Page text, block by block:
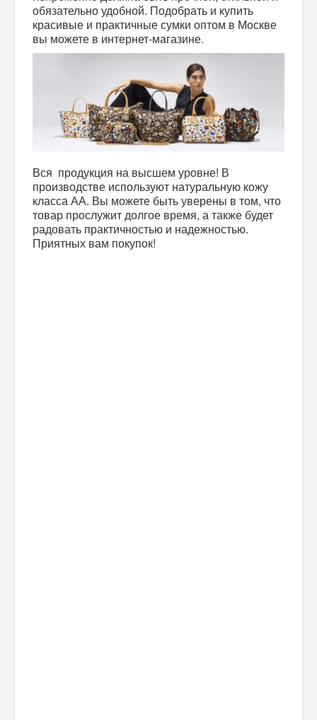
обязательно удобной. Подобрать и купить
красивые и практичные сумки оптом в Москве
вы можете в интернет-магазине.
Вся продукция на высшем уровне! В
производстве используют натуральную кожу
класса АА. Вы можете быть уверены в том, что
товар прослужит долгое время, а также будет
радовать практичностью и надежностью.
Приятных вам покупок!